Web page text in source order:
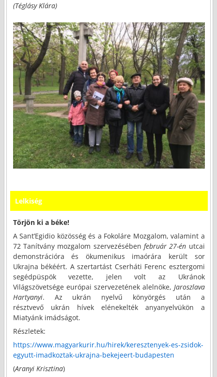
(Téglásy Klára)
Lelkiség
Törjön ki a béke!
A Sant’Egidio közösség és a Fokoláre Mozgalom, valamint a
72 Tanítvány mozgalom szervezésében február 27-én utcai
demonstrációra és ökumenikus imaórára került sor
Ukrajna békéért. A szertartást Cserháti Ferenc esztergomi
segédpüspök vezette, jelen volt az Ukránok
Világszövetsége európai szervezetének alelnöke, Jaroszlava
Hartyanyi. Az ukrán nyelvű könyörgés után a
résztvevő ukrán hívek elénekelték anyanyelvükön a
Miatyánk imádságot.
Részletek:
https://www.magyarkurir.hu/hirek/keresztenyek-es-zsidok-
egyutt-imadkoztak-ukrajna-bekejeert-budapesten
(Aranyi Krisztina)